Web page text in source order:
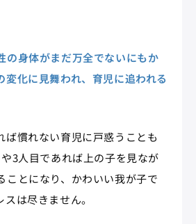
の身体がまだ万全でないにもか
変化に見舞われ、育児に追われる
ば慣れない育児に戸惑うことも
3人目であれば上の子を見なが
ことになり、かわいい我が子で
は尽きません。